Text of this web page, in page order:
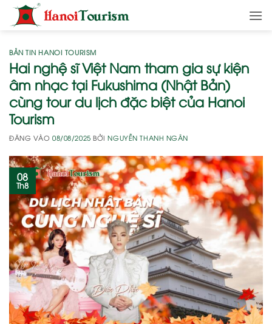
qua
dungBẢN TIN HANOI TOURISM
Hai nghệ sĩ Việt Nam tham gia sự kiện
âm nhạc tại Fukushima (Nhật Bản)
cùng tour du lịch đặc biệt của Hanoi
Tourism
ĐĂNG VÀO08/08/2025 BỞINGUYỄN THANH NGÂN
08
Th8